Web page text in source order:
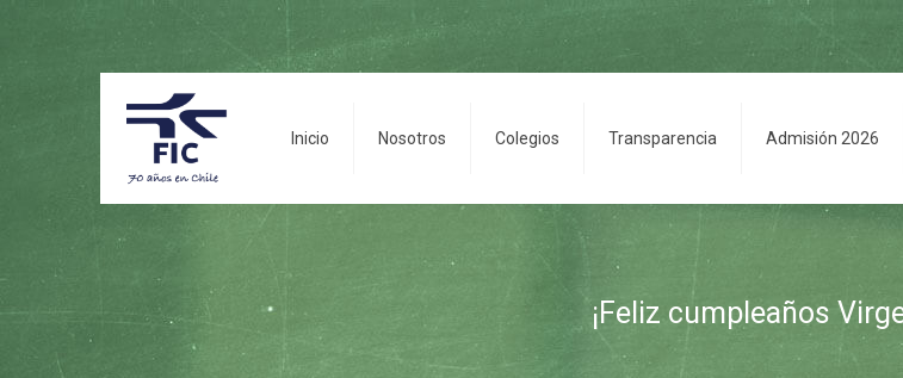
Inicio Nosotros Colegios Transparencia Admisión 2026
¡Feliz cumpleaños